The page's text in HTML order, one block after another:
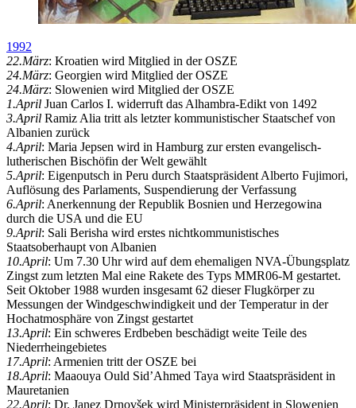
1992
22.März: Kroatien wird Mitglied in der OSZE
24.März: Georgien wird Mitglied der OSZE
24.März: Slowenien wird Mitglied der OSZE
1.April Juan Carlos I. widerruft das Alhambra-Edikt von 1492
3.April Ramiz Alia tritt als letzter kommunistischer Staatschef von
Albanien zurück
4.April: Maria Jepsen wird in Hamburg zur ersten evangelisch-
lutherischen Bischöfin der Welt gewählt
5.April: Eigenputsch in Peru durch Staatspräsident Alberto Fujimori,
Auflösung des Parlaments, Suspendierung der Verfassung
6.April: Anerkennung der Republik Bosnien und Herzegowina
durch die USA und die EU
9.April: Sali Berisha wird erstes nichtkommunistisches
Staatsoberhaupt von Albanien
10.April: Um 7.30 Uhr wird auf dem ehemaligen NVA-Übungsplatz
Zingst zum letzten Mal eine Rakete des Typs MMR06-M gestartet.
Seit Oktober 1988 wurden insgesamt 62 dieser Flugkörper zu
Messungen der Windgeschwindigkeit und der Temperatur in der
Hochatmosphäre von Zingst gestartet
13.April: Ein schweres Erdbeben beschädigt weite Teile des
Niederrheingebietes
17.April: Armenien tritt der OSZE bei
18.April: Maaouya Ould Sid’Ahmed Taya wird Staatspräsident in
Mauretanien
22.April: Dr. Janez Drnovšek wird Ministerpräsident in Slowenien